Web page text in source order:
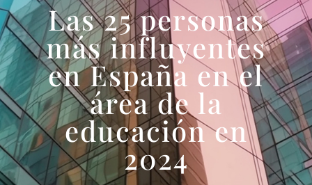
Las 25 personas
más influyentes
en España en el
área de la
educación en
2024